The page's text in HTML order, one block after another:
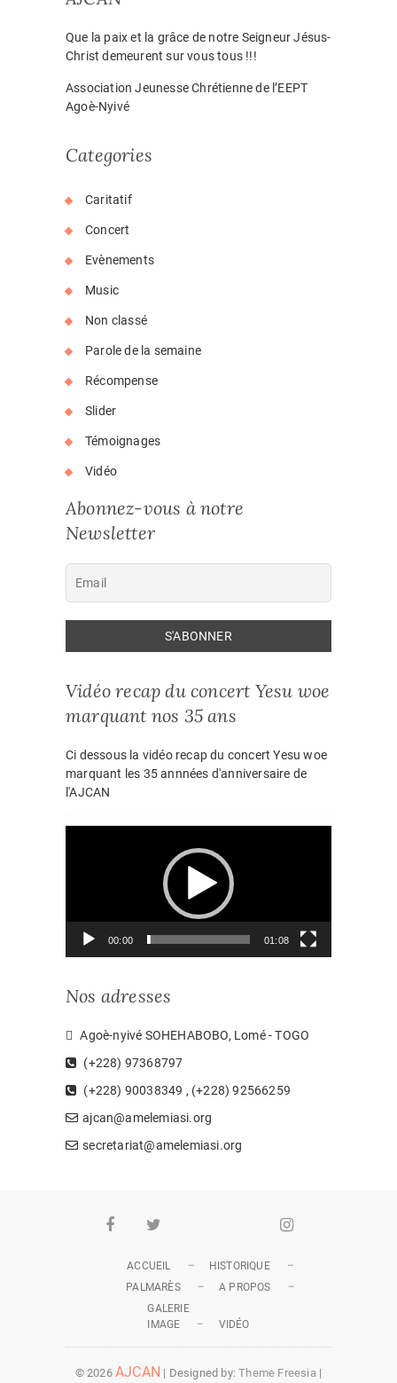
Que la paix et la grâce de notre Seigneur Jésus-
Christ demeurent sur vous tous !!!
Association Jeunesse Chrétienne de l’EEPT
Agoè-Nyivé
Categories
Caritatif
Concert
Evènements
Music
Non classé
Parole de la semaine
Récompense
Slider
Témoignages
Vidéo
Abonnez-vous à notre
Newsletter
Vidéo recap du concert Yesu woe
marquant nos 35 ans
Ci dessous la vidéo recap du concert Yesu woe
marquant les 35 annnées d'anniversaire de
l'AJCAN
00:00 01:08
Nos adresses
Agoè-nyivé SOHEHABOBO, Lomé - TOGO
(+228) 97368797
(+228) 90038349 , (+228) 92566259
ajcan@amelemiasi.org
secretariat@amelemiasi.org
Facebook WhatsappInstagram
ACCUEIL
HISTORIQUE
PALMARÈS
A PROPOS
GALERIE
IMAGE
VIDÉO
© 2026AJCAN | Designed by:Theme Freesia |